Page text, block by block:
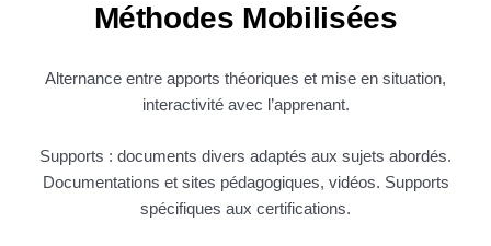
Méthodes Mobilisées
Alternance entre apports théoriques et mise en situation,
interactivité avec l’apprenant.
Supports : documents divers adaptés aux sujets abordés.
Documentations et sites pédagogiques, vidéos. Supports
spécifiques aux certifications.